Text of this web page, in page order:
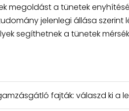
megoldást a tünetek
jelenlegi állása
segíthetnek a tünetek
fajták: válaszd ki a